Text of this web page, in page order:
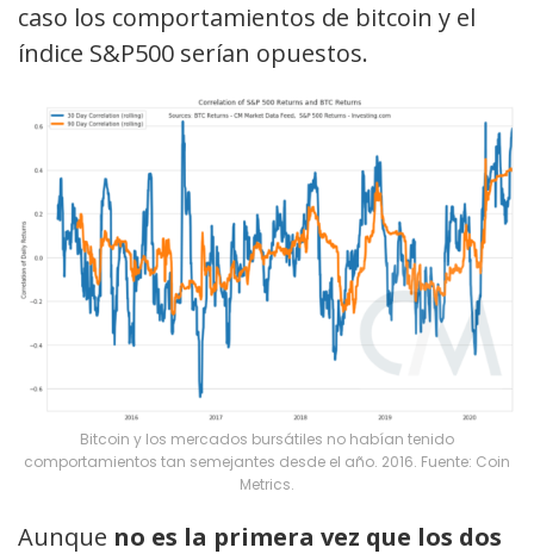
caso los comportamientos de bitcoin y el
índice S&P500 serían opuestos.
Bitcoin y los mercados bursátiles no habían tenido
comportamientos tan semejantes desde el año. 2016. Fuente: Coin
Metrics.
Aunque no es la primera vez que los dos